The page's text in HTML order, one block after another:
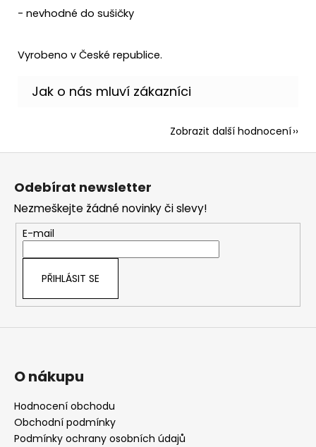
- nevhodné do sušičky
Vyrobeno v České republice.
Zobrazit další hodnocení
Z
Odebírat newsletter
Nezmeškejte žádné novinky či slevy!
E-mail
PŘIHLÁSIT SE
O nákupu
Hodnocení obchodu
Obchodní podmínky
Podmínky ochrany osobních údajů